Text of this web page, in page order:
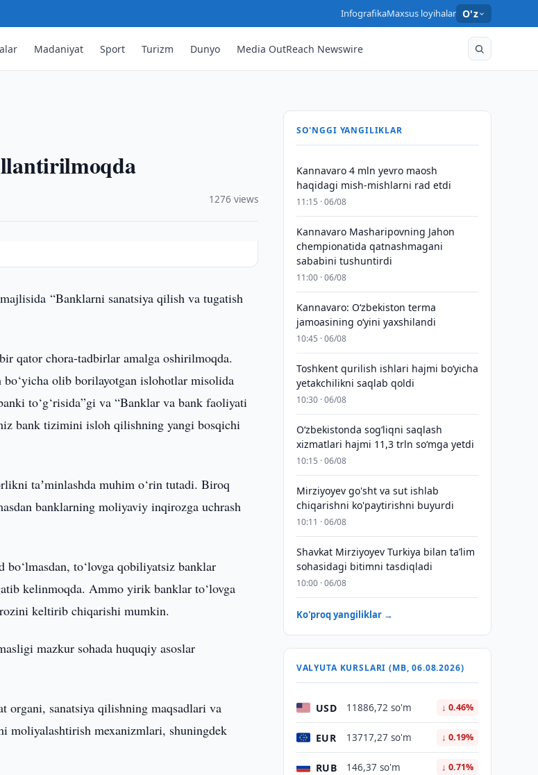
InfografikaMaxsus loyihalar O'z
Madaniyat Sport Turizm Dunyo Media OutReach Newswire
1276 views
“Banklarni sanatsiya qilish va tugatish
qator chora-tadbirlar amalga oshirilmoqda.
olib borilayotgan islohotlar misolida
to‘g‘risida”gi va “Banklar va bank faoliyati
bank tizimini isloh qilishning yangi bosqichi
taʼminlashda muhim o‘rin tutadi. Biroq
banklarning moliyaviy inqirozga uchrash
to‘lovga qobiliyatsiz banklar
kelinmoqda. Ammo yirik banklar to‘lovga
keltirib chiqarishi mumkin.
mazkur sohada huquqiy asoslar
organi, sanatsiya qilishning maqsadlari va
moliyalashtirish mexanizmlari, shuningdek
SO'NGGI YANGILIKLAR
Kannavaro 4 mln yevro maosh
haqidagi mish-mishlarni rad etdi
11:15 · 06/08
Kannavaro Masharipovning Jahon
chempionatida qatnashmagani
sababini tushuntirdi
11:00 · 06/08
Kannavaro: O‘zbekiston terma
jamoasining o‘yini yaxshilandi
10:45 · 06/08
Toshkent qurilish ishlari hajmi bo‘yicha
yetakchilikni saqlab qoldi
10:30 · 06/08
O‘zbekistonda sog‘liqni saqlash
xizmatlari hajmi 11,3 trln so‘mga yetdi
10:15 · 06/08
Mirziyoyev go'sht va sut ishlab
chiqarishni ko'paytirishni buyurdi
10:11 · 06/08
Shavkat Mirziyoyev Turkiya bilan taʼlim
sohasidagi bitimni tasdiqladi
10:00 · 06/08
Ko'proq yangiliklar →
VALYUTA KURSLARI (MB, 06.08.2026)
USD 11886,72 so'm ↓ 0.46%
EUR 13717,27 so'm ↓ 0.19%
RUB 146,37 so'm ↓ 0.71%